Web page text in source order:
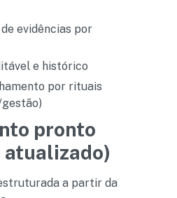
evidências por
e histórico
por rituais
pronto
atualizado)
a partir da